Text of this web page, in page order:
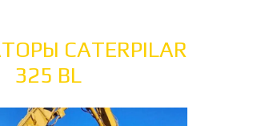
CATERPILAR
325 BL